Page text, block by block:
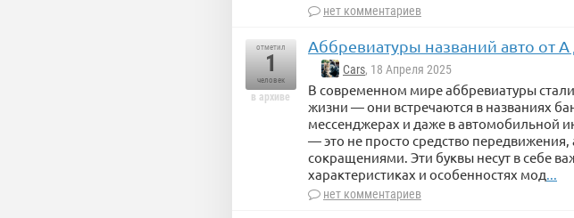
нет комментариев
отметил
1
человек
в архиве
Аббревиатуры названий авто от А
Cars, 18 Апреля 2025
В современном мире аббревиатуры
жизни — они встречаются в названиях
мессенджерах и даже в автомобильной
— это не просто средство
сокращениями. Эти буквы несут в себе
характеристиках и особенностях мод...
нет комментариев